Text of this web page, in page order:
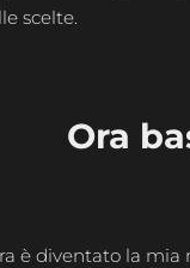
scelte.
Ora
è diventato la mia